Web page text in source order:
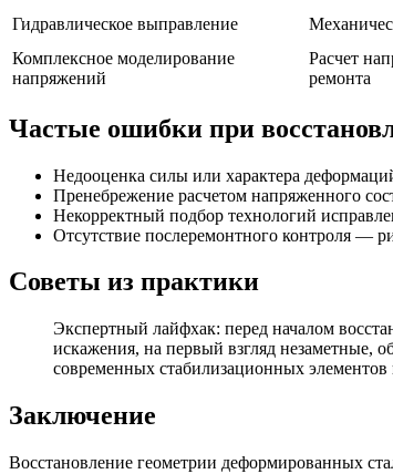
Гидравлическое выправление
Комплексное моделирование
напряжений
Расчет
ремонта
Частые ошибки при
Недооценка силы или характера
Пренебрежение расчетом напряженного
Некорректный подбор технологий
Отсутствие послеремонтного контроля —
Советы из практики
Экспертный лайфхак: перед началом
искажения, на первый взгляд незаметные,
современных стабилизационных
Заключение
Восстановление геометрии деформированных